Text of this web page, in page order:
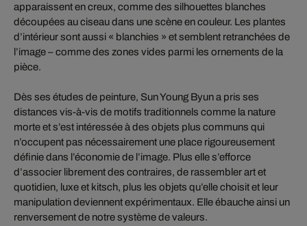
apparaissent en creux, comme des silhouettes blanches
découpées au ciseau dans une scène en couleur. Les plantes
d’intérieur sont aussi « blanchies » et semblent retranchées de
l’image – comme des zones vides parmi les ornements de la
pièce.
Dès ses études de peinture, Sun Young Byun a pris ses
distances vis-à-vis de motifs traditionnels comme la nature
morte et s’est intéressée à des objets plus communs qui
n’occupent pas nécessairement une place rigoureusement
définie dans l’économie de l’image. Plus elle s’efforce
d’associer librement des contraires, de rassembler art et
quotidien, luxe et kitsch, plus les objets qu’elle choisit et leur
manipulation deviennent expérimentaux. Elle ébauche ainsi un
renversement de notre système de valeurs.